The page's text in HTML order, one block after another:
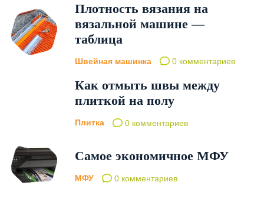
Плотность вязания на
вязальной машине —
таблица
Швейная машинка 0 комментариев
Как отмыть швы между
плиткой на полу
Плитка 0 комментариев
Самое экономичное МФУ
МФУ 0 комментариев